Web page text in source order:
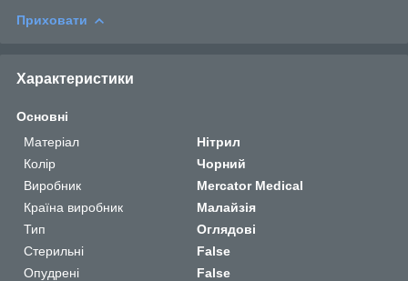
Приховати
Характеристики
Основні
Матеріал
Нітрил
Колір
Чорний
Виробник
Mercator Medical
Країна виробник
Малайзія
Тип
Оглядові
Стерильні
False
Опудрені
False